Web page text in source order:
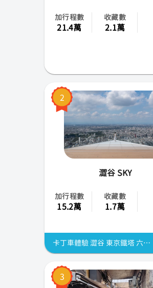
仙台
靜岡
北海道
加行程數
21.4萬
收藏數
2.1萬
2
澀谷 SKY
加行程數
15.2萬
收藏數
1.7萬
卡丁車體驗 澀谷 東京鐵塔 六本木等[東京]
3